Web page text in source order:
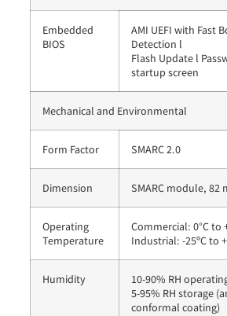
Embedded
BIOS
AMI UEFI with Fast
Detection l
Flash Update l
startup screen
Mechanical and Environmental
Form Factor SMARC 2.0
Dimension SMARC module, 82
Operating
Temperature
Commercial: 0°C to
Industrial: -25ºC to
Humidity
10-90% RH
5-95% RH storage
conformal coating)